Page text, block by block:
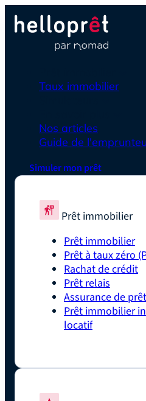
Taux immobilier
Nos articles
Guide de
Simuler mon prêt
Prêt immobilier
Prêt immobilier
Prêt à taux zéro
Rachat de crédit
Prêt relais
Assurance de
Prêt immobilier
locatif